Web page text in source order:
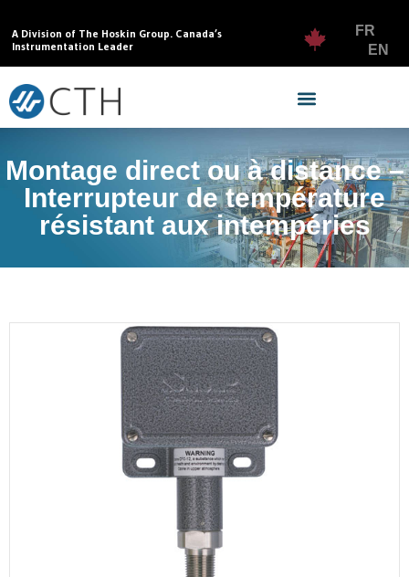
A Division of The Hoskin Group. Canada’s
Instrumentation Leader
FR
EN
Montage direct ou à distance –
Interrupteur de température
résistant aux intempéries